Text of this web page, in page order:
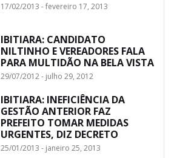
17/02/2013 - fevereiro 17, 2013
IBITIARA: CANDIDATO
NILTINHO E VEREADORES FALA
PARA MULTIDÃO NA BELA VISTA
29/07/2012 - julho 29, 2012
IBITIARA: INEFICIÊNCIA DA
GESTÃO ANTERIOR FAZ
PREFEITO TOMAR MEDIDAS
URGENTES, DIZ DECRETO
25/01/2013 - janeiro 25, 2013